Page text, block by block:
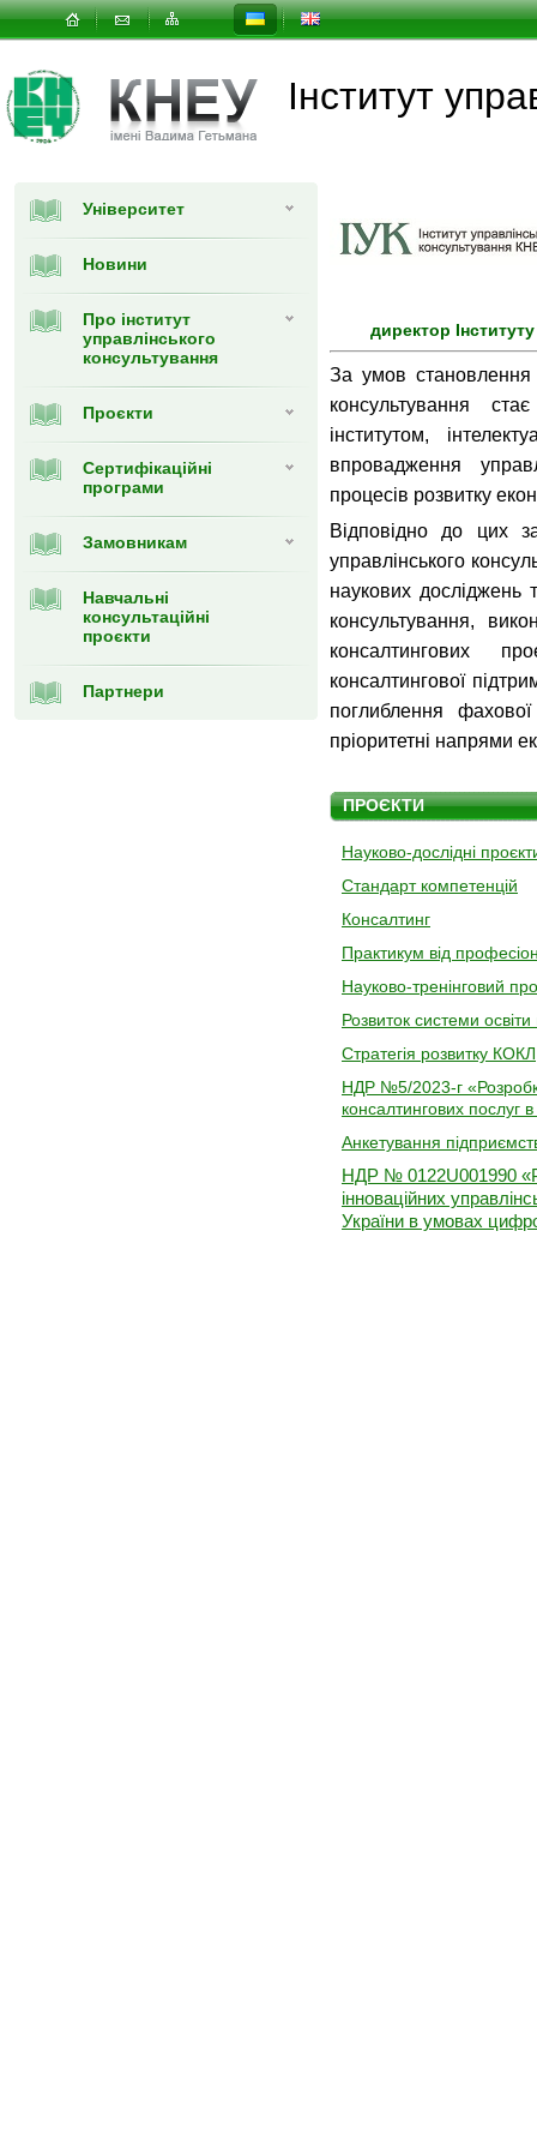
Інститут
Університет
Новини
Про інститут
управлінського
консультування
Проєкти
Сертифікаційні
програми
Замовникам
Навчальні
консультаційні
проєкти
Партнери
директор
За умов становлення
консультування
інститутом,
впровадження
процесів розвитку
Відповідно до цих
управлінського
наукових досліджень
консультування,
консалтингових
консалтингової
поглиблення
пріоритетні напрями
ПРОЄКТИ
Науково-дослідні
Стандарт компетенцій
Консалтинг
Практикум від
Науково-тренінговий
Розвиток системи
Стратегія розвитку КОКЛ
НДР №5/2023-г
консалтингових послуг
Анкетування
НДР № 0122U001990
інноваційних
України в умовах